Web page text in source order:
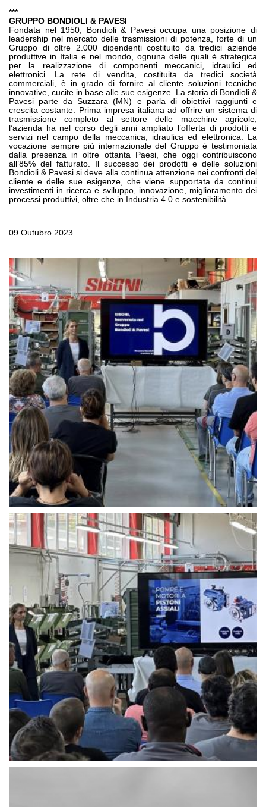
***
GRUPPO BONDIOLI & PAVESI
Fondata nel 1950, Bondioli & Pavesi occupa una posizione di
leadership nel mercato delle trasmissioni di potenza, forte di un
Gruppo di oltre 2.000 dipendenti costituito da tredici aziende
produttive in Italia e nel mondo, ognuna delle quali è strategica
per la realizzazione di componenti meccanici, idraulici ed
elettronici. La rete di vendita, costituita da tredici società
commerciali, è in grado di fornire al cliente soluzioni tecniche
innovative, cucite in base alle sue esigenze. La storia di Bondioli &
Pavesi parte da Suzzara (MN) e parla di obiettivi raggiunti e
crescita costante. Prima impresa italiana ad offrire un sistema di
trasmissione completo al settore delle macchine agricole,
l’azienda ha nel corso degli anni ampliato l’offerta di prodotti e
servizi nel campo della meccanica, idraulica ed elettronica. La
vocazione sempre più internazionale del Gruppo è testimoniata
dalla presenza in oltre ottanta Paesi, che oggi contribuiscono
all’85% del fatturato. Il successo dei prodotti e delle soluzioni
Bondioli & Pavesi si deve alla continua attenzione nei confronti del
cliente e delle sue esigenze, che viene supportata da continui
investimenti in ricerca e sviluppo, innovazione, miglioramento dei
processi produttivi, oltre che in Industria 4.0 e sostenibilità.
09 Outubro 2023